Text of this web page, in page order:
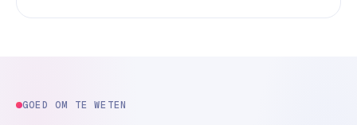
e
GOED OM TE WETEN